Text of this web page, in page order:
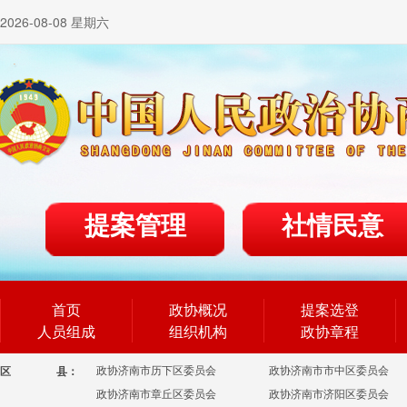
2026-08-08 星期六
提案管理 社情民意
首页
人员组成
政协概况
组织机构
提案选登
政协章程
区 县： 政协济南市历下区委员会
政协济南市市中区委员会
政协济南市章丘区委员会
政协济南市济阳区委员会